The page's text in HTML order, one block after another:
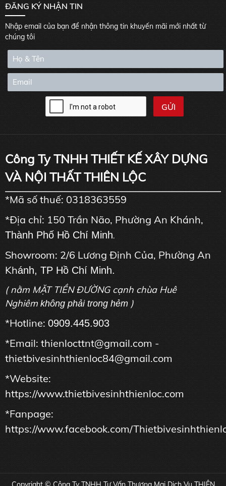
ĐĂNG KÝ NHẬN TIN
Nhập email của bạn để nhận thông tin khuyến mãi mới nhất từ
chúng tôi
Công Ty TNHH THIẾT KẾ XÂY DỰNG
VÀ NỘI THẤT THIÊN LỘC
*Mã số thuế: 0318363559
*Địa chỉ: 150 Trần Não, Phường An Khánh,
Thành Phố Hồ Chí Minh.
Showroom: 2/6 Lương Định Của, Phường An
Khánh, TP Hồ Chí Minh.
( nằm MẶT TIỀN ĐƯỜNG cạnh chùa Huê
Nghiêm không phải trong hẻm )
*Hotline: 0909.445.903
*Email: thienlocttnt@gmail.com -
thietbivesinhthienloc84@gmail.com
*Website:
https://www.thietbivesinhthienloc.com
*Fanpage:
https://www.facebook.com/